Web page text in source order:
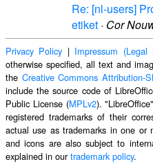
Re: [nl-users]
etiket · Cor
Privacy Policy | Impressum (Legal
otherwise specified, all text and
the Creative Commons Attribution-
include the source code of
Public License (MPLv2).
registered trademarks of their
actual use as trademarks in one or
and icons are also subject to
explained in ourtrademark policy.